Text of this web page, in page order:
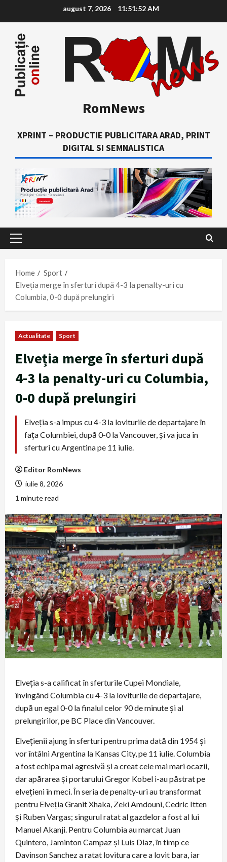
content
august 7, 2026 11:51:53 AM
RomNews
XPRINT – PRODUCTIE PUBLICITARA ARAD, PRINT
DIGITAL SI SEMNALISTICA
Primary
Home
Sport
Elveția merge în sferturi după 4-3 la penalty-uri cu
Columbia, 0-0 după prelungiri
Actualitate Sport
Elveția merge în sferturi după
4-3 la penalty-uri cu Columbia,
0-0 după prelungiri
Elveția s-a impus cu 4-3 la loviturile de departajare în
fața Columbiei, după 0-0 la Vancouver, și va juca în
sferturi cu Argentina pe 11 iulie.
Editor RomNews
iulie 8, 2026
1 minute read
Elveția s-a calificat în sferturile Cupei Mondiale,
învingând Columbia cu 4-3 la loviturile de departajare,
după un egal 0-0 la finalul celor 90 de minute și al
prelungirilor, pe BC Place din Vancouver.
Elvețienii ajung în sferturi pentru prima dată din 1954 și
vor întâlni Argentina la Kansas City, pe 11 iulie. Columbia
a fost echipa mai agresivă și a creat cele mai mari ocazii,
dar apărarea și portarului Gregor Kobel i-au păstrat pe
elvețieni în meci. În seria de penalty-uri au transformat
pentru Elveția Granit Xhaka, Zeki Amdouni, Cedric Itten
și Ruben Vargas; singurul ratat al gazdelor a fost al lui
Manuel Akanji. Pentru Columbia au marcat Juan
Quintero, Jaminton Campaz și Luis Diaz, în timp ce
Davinson Sanchez a ratat lovitura care a lovit bara, iar